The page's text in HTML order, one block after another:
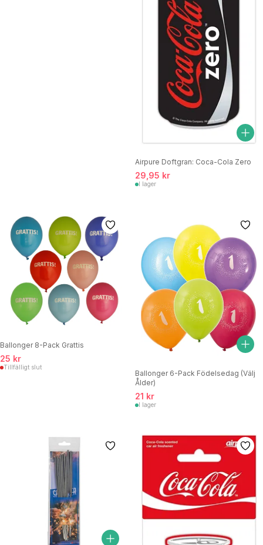
Airpure Doftgran: Coca-Cola Zero
29,95 kr
I lager
Ballonger 8-Pack Grattis
25 kr
Tillfälligt slut
Ballonger 6-Pack Födelsedag (Välj
Ålder)
21 kr
I lager